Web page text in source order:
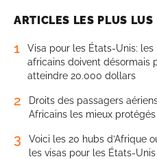
ARTICLES LES PLUS LUS
1
Visa pour les États-Unis:
africains doivent désormais
atteindre 20.000 dollars
2
Droits des passagers
Africains les mieux
3
Voici les 20 hubs d’Afrique
les visas pour les États-Unis